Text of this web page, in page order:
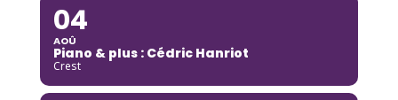
04
AOÛ
Piano & plus : Cédric Hanriot
Crest